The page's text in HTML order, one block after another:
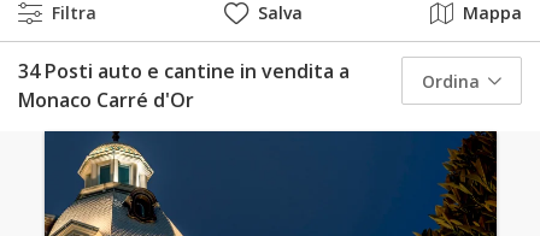
Filtra Salva Mappa
34 Posti auto e cantine in vendita a
Monaco Carré d'Or
Ordina